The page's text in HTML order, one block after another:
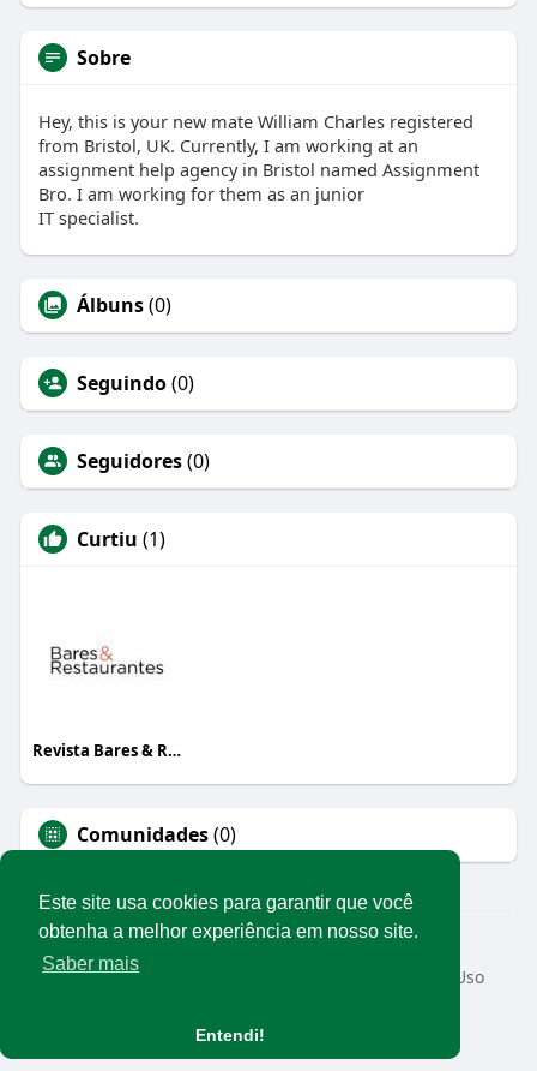
Este site usa cookies para garantir que você
obtenha a melhor experiência em nosso site.
Saber mais
Entendi!
Sobre
Hey, this is your new mate William Charles registered
from Bristol, UK. Currently, I am working at an
assignment help agency in Bristol named Assignment
Bro. I am working for them as an junior
IT specialist.
Álbuns(0)
Seguindo(0)
Seguidores(0)
Curtiu (1)
Revista Bares & Restaurantes
Comunidades(0)
© 2026 Rede Abrasel
Início
Sobre
Termos de Uso